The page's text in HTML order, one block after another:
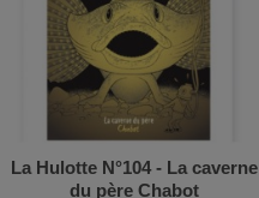
La Hulotte N°104 - La caverne
du père Chabot